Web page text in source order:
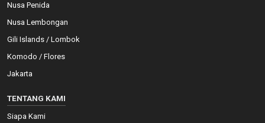
Nusa Penida
Nusa Lembongan
Gili Islands / Lombok
Komodo / Flores
Jakarta
TENTANG KAMI
Siapa Kami